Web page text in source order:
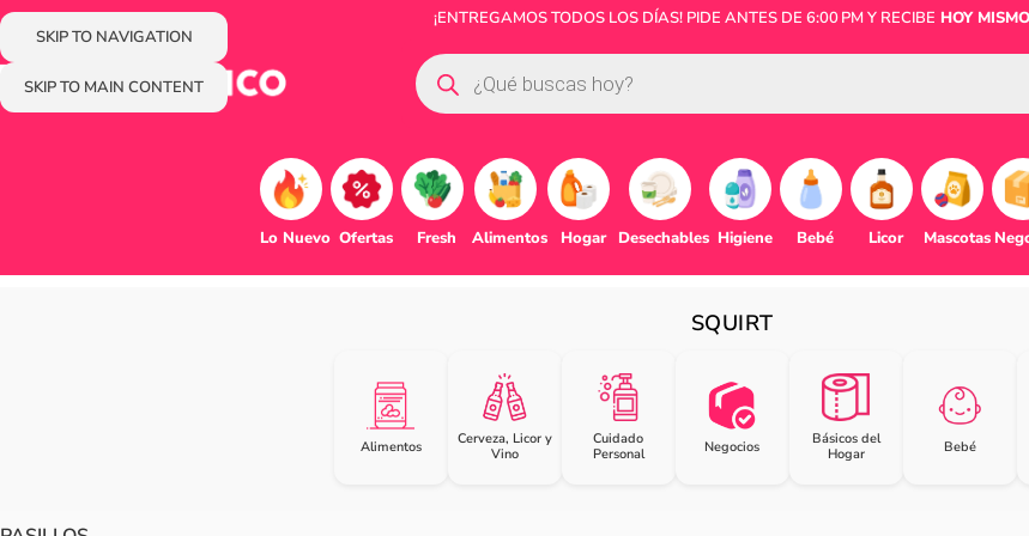
SKIP TO NAVIGATION
SKIP TO MAIN CONTENT
¡ENTREGAMOS TODOS LOS DÍAS! PIDE ANTES DE 6:00 PM Y RECIBE HOY MISMO
Lo Nuevo Ofertas Fresh Alimentos Hogar Desechables Higiene Bebé Licor Mascotas
SQUIRT
Alimentos
Cerveza, Licor y
Vino
Cuidado
Personal
Negocios
Básicos del
Hogar
Bebé